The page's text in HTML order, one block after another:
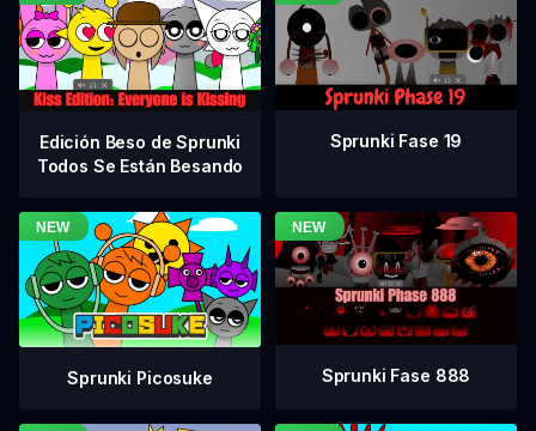
Edición Beso de Sprunki
Todos Se Están Besando
Sprunki Fase 19
Sprunki Picosuke Sprunki Fase 888